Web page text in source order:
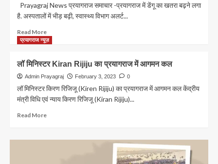
खुशखबरी!
महाकुंभ
से
दर्जन
से
अधिक
का
Prayagraj News प्रयागराज समाचार -प्रयागराज में डेंगू का खतरा बढ़ने लगा
है. अस्पतालों में भीड़ बढ़ी, स्वास्थ्य विभाग अलर्ट...
Read MoreRead
more
News:
प्रयागराज
में
डेंगू
प्रकोप
मरीज,रहे
प्रयागराज न्यूज़
लॉ मिनिस्टर Kiran Rijiju का प्रयागराज में आगमन कल
Admin Prayagraj February 3, 2023 0
लॉ मिनिस्टर किरण रिजिजू (Kiren Rijiju) का प्रयागराज में आगमन कल केंद्रीय
मंत्री विधि एवं न्याय किरण रिजिजू (Kiran Rijiju)...
Read MoreRead
लॉ